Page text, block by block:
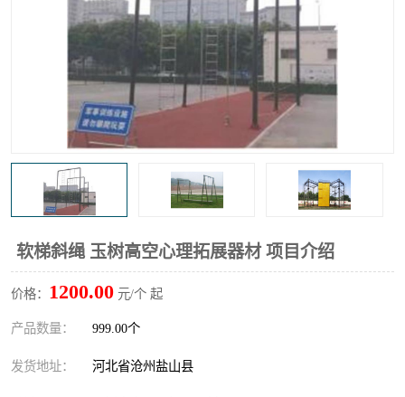
软梯斜绳 玉树高空心理拓展器材 项目介绍
价格： 1200.00 元/个 起
产品数量： 999.00个
发货地址： 河北省沧州盐山县